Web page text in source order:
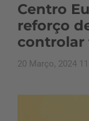
Centro
reforço
controlar
20 Março, 2024